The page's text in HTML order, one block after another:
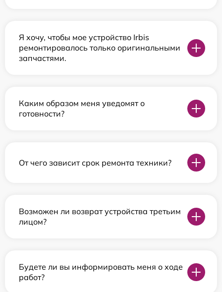
Я хочу, чтобы мое устройство Irbis
ремонтировалось только оригинальными
запчастями.
Каким образом меня уведомят о
готовности?
От чего зависит срок ремонта техники?
Возможен ли возврат устройства третьим
лицом?
Будете ли вы информировать меня о ходе
работ?